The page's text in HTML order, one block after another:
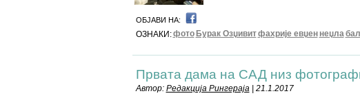
ОБЈАВИ НА:
ОЗНАКИ:фото Бурак Озџивитфахрије евџен неџла
Првата дама на САД низ
Автор: Редакција Рингераја| 21.1.2017